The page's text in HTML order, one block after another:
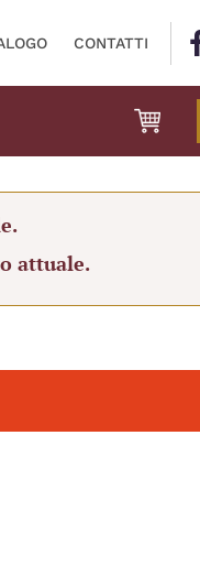
CONTATTI
attuale.